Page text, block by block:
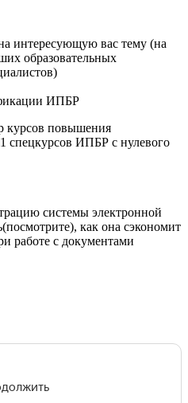
интересующую вас тему (на
образовательных
ИПБР
курсов повышения
спецкурсов ИПБР с нулевого
системы электронной
как она сэкономит
работе с документами